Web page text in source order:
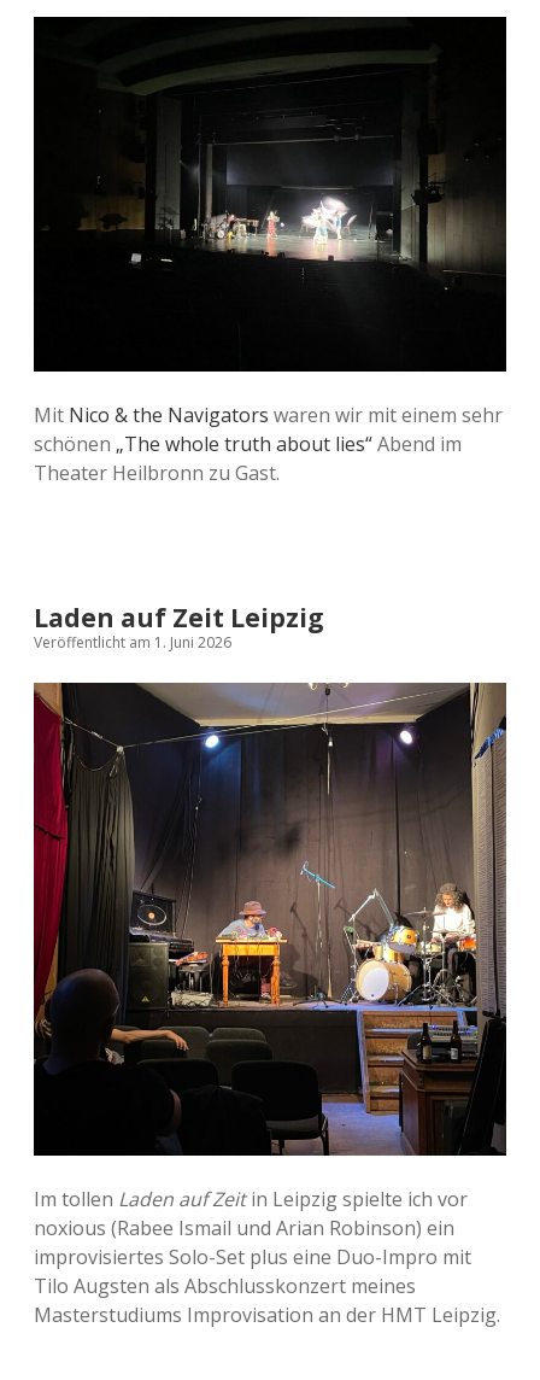
Mit Nico & the Navigators waren wir mit einem sehr
schönen „The whole truth about lies“Abend im
Theater Heilbronn zu Gast.
Laden auf Zeit Leipzig
Veröffentlicht am 1. Juni 2026
Im tollen Laden auf Zeitin Leipzig spielte ich vor
noxious (Rabee Ismail und Arian Robinson) ein
improvisiertes Solo-Set plus eine Duo-Impro mit
Tilo Augsten als Abschlusskonzert meines
Masterstudiums Improvisation an der HMT Leipzig.